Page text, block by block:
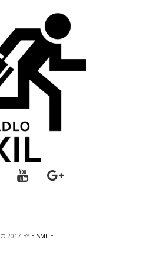
© 2017 BY E-SMILE